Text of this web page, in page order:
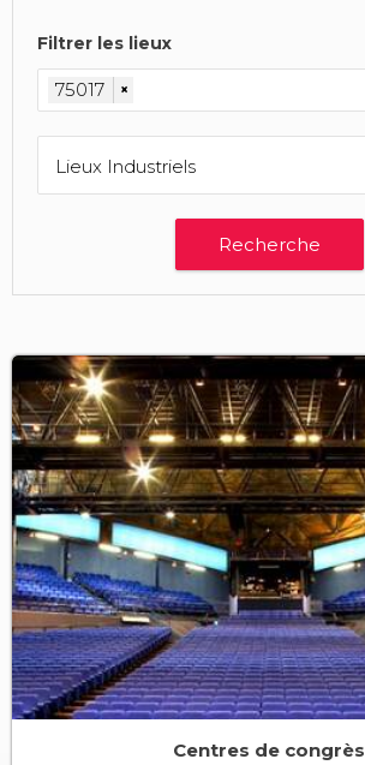
Filtrer les lieux
75017 ×
Lieux Industriels
Centres de congrès